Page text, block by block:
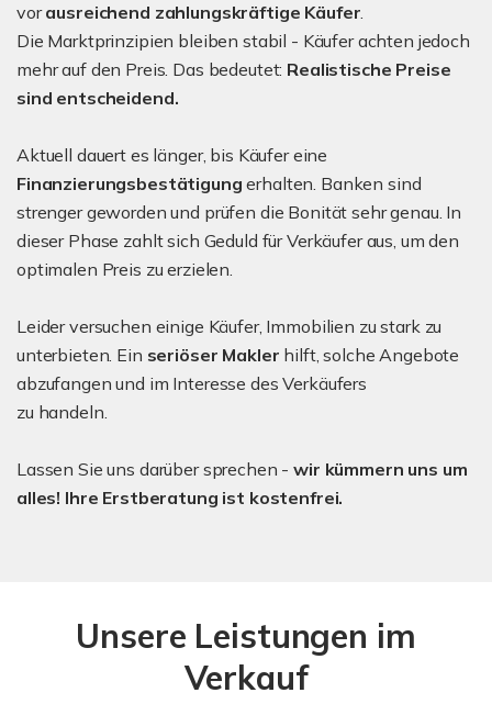
vorausreichend zahlungskräftige Käufer.
Die Marktprinzipien bleiben stabil - Käufer achten jedoch
mehr auf den Preis. Das bedeutet: Realistische Preise
sind entscheidend.
Aktuell dauert es länger, bis Käufer eine
Finanzierungsbestätigung erhalten. Banken sind
strenger geworden und prüfen die Bonität sehr genau. In
dieser Phase zahlt sich Geduld für Verkäufer aus, um den
optimalen Preis zu erzielen.
Leider versuchen einige Käufer, Immobilien zu stark zu
unterbieten. Ein seriöser Makler hilft, solche Angebote
abzufangen und im Interesse des Verkäufers
zu handeln.
Lassen Sie uns darüber sprechen -wir kümmern uns um
alles! Ihre Erstberatung ist kostenfrei.
Unsere Leistungen im
Verkauf